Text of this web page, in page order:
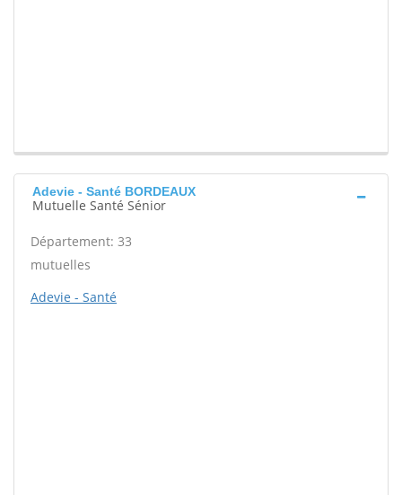
Adevie - Santé BORDEAUX
Mutuelle Santé Sénior
Département: 33
mutuelles
Adevie - Santé